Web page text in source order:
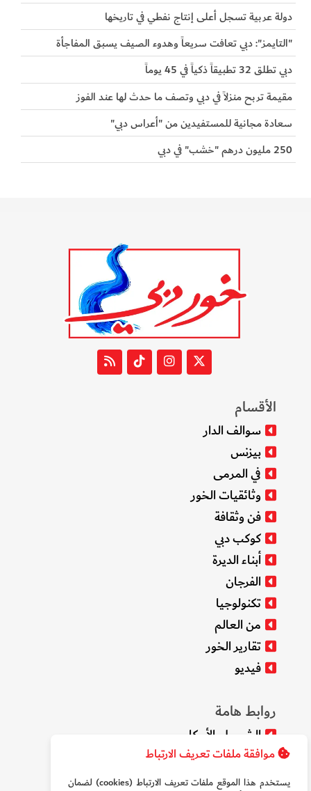
دولة عربية تسجل أعلى إنتاج نفطي في تاريخها
"التايمز": دبي تعافت سريعاً وهدوء الصيف يسبق المفاجأة
دبي تطلق 32 تطبيقاً ذكياً في 45 يوماً
مقيمة تربح منزلاً في دبي وتصف ما حدث لها عند الفوز
سعادة مجانية للمستفيدين من "أعراس دبي"
250 مليون درهم "خشب" في دبي
موافقة ملفات تعريف الارتباط
يستخدم هذا الموقع ملفات تعريف الارتباط (cookies) لضمان
الأقسام
سوالف الدار
بيزنس
في المرمى
وثائقيات الخور
فن وثقافة
كوكب دبي
أبناء الديرة
الفرجان
تكنولوجيا
من العالم
تقارير الخور
فيديو
روابط هامة
الشروط والأحكام
سياسة الخصوصية
من نحن